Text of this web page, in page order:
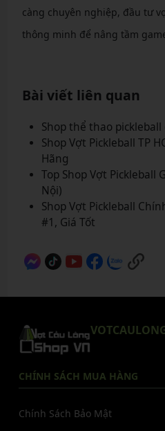
càng chuyên nghiệp, đầu tư
thông minh để nâng tầm
Bài viết liên quan
Shop thể thao pickleball
Shop Vợt Pickleball TP
Hãng
Top Shop Vợt Pickleball
Nội)
Shop Vợt Pickleball
#1, Giá Tốt
CHÍNH SÁCH MUA HÀNG
Chính Sách Bảo Mật